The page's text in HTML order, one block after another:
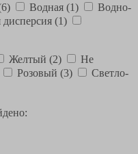
Водная (1)
Водно-
(1)
Желтый (2)
Не
Розовый (3)
Светло-